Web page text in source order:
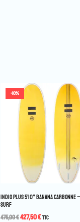
-10%
INDIO PLUS 5’10” BANANA CARBONNE
SURF
475,00€427,50€TTC